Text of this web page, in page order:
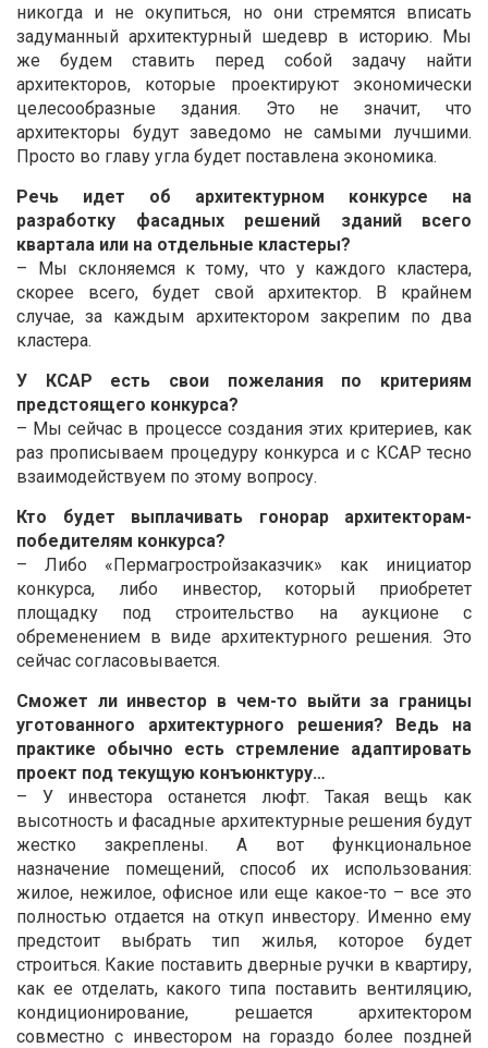
никогда и не окупиться, но они стремятся вписать
задуманный архитектурный шедевр в историю. Мы
же будем ставить перед собой задачу найти
архитекторов, которые проектируют экономически
целесообразные здания. Это не значит, что
архитекторы будут заведомо не самыми лучшими.
Просто во главу угла будет поставлена экономика.
Речь идет об архитектурном конкурсе на
разработку фасадных решений зданий всего
квартала или на отдельные кластеры?
– Мы склоняемся к тому, что у каждого кластера,
скорее всего, будет свой архитектор. В крайнем
случае, за каждым архитектором закрепим по два
кластера.
У КСАР есть свои пожелания по критериям
предстоящего конкурса?
– Мы сейчас в процессе создания этих критериев, как
раз прописываем процедуру конкурса и с КСАР тесно
взаимодействуем по этому вопросу.
Кто будет выплачивать гонорар архитекторам-
победителям конкурса?
– Либо «Пермагростройзаказчик» как инициатор
конкурса, либо инвестор, который приобретет
площадку под строительство на аукционе с
обременением в виде архитектурного решения. Это
сейчас согласовывается.
Сможет ли инвестор в чем-то выйти за границы
уготованного архитектурного решения? Ведь на
практике обычно есть стремление адаптировать
проект под текущую конъюнктуру…
– У инвестора останется люфт. Такая вещь как
высотность и фасадные архитектурные решения будут
жестко закреплены. А вот функциональное
назначение помещений, способ их использования:
жилое, нежилое, офисное или еще какое-то – все это
полностью отдается на откуп инвестору. Именно ему
предстоит выбрать тип жилья, которое будет
строиться. Какие поставить дверные ручки в квартиру,
как ее отделать, какого типа поставить вентиляцию,
кондиционирование, решается архитектором
совместно с инвестором на гораздо более поздней